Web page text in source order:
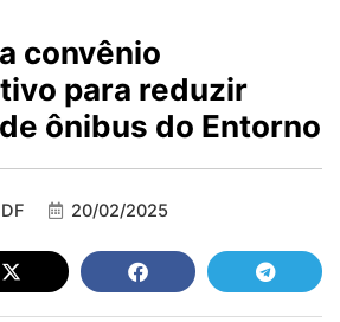
convênio
para reduzir
ônibus do Entorno
20/02/2025